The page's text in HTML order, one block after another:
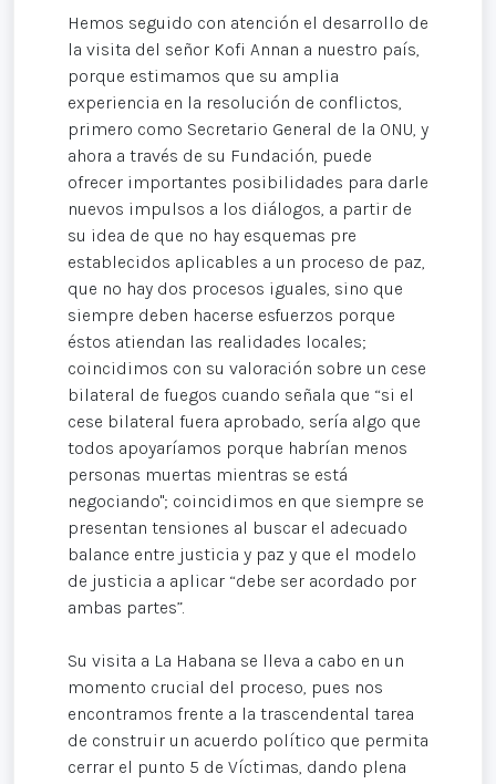
Hemos seguido con atención el desarrollo de
la visita del señor Kofi Annan a nuestro país,
porque estimamos que su amplia
experiencia en la resolución de conflictos,
primero como Secretario General de la ONU, y
ahora a través de su Fundación, puede
ofrecer importantes posibilidades para darle
nuevos impulsos a los diálogos, a partir de
su idea de que no hay esquemas pre
establecidos aplicables a un proceso de paz,
que no hay dos procesos iguales, sino que
siempre deben hacerse esfuerzos porque
éstos atiendan las realidades locales;
coincidimos con su valoración sobre un cese
bilateral de fuegos cuando señala que “si el
cese bilateral fuera aprobado, sería algo que
todos apoyaríamos porque habrían menos
personas muertas mientras se está
negociando"; coincidimos en que siempre se
presentan tensiones al buscar el adecuado
balance entre justicia y paz y que el modelo
de justicia a aplicar “debe ser acordado por
ambas partes”.
Su visita a La Habana se lleva a cabo en un
momento crucial del proceso, pues nos
encontramos frente a la trascendental tarea
de construir un acuerdo político que permita
cerrar el punto 5 de Víctimas, dando plena